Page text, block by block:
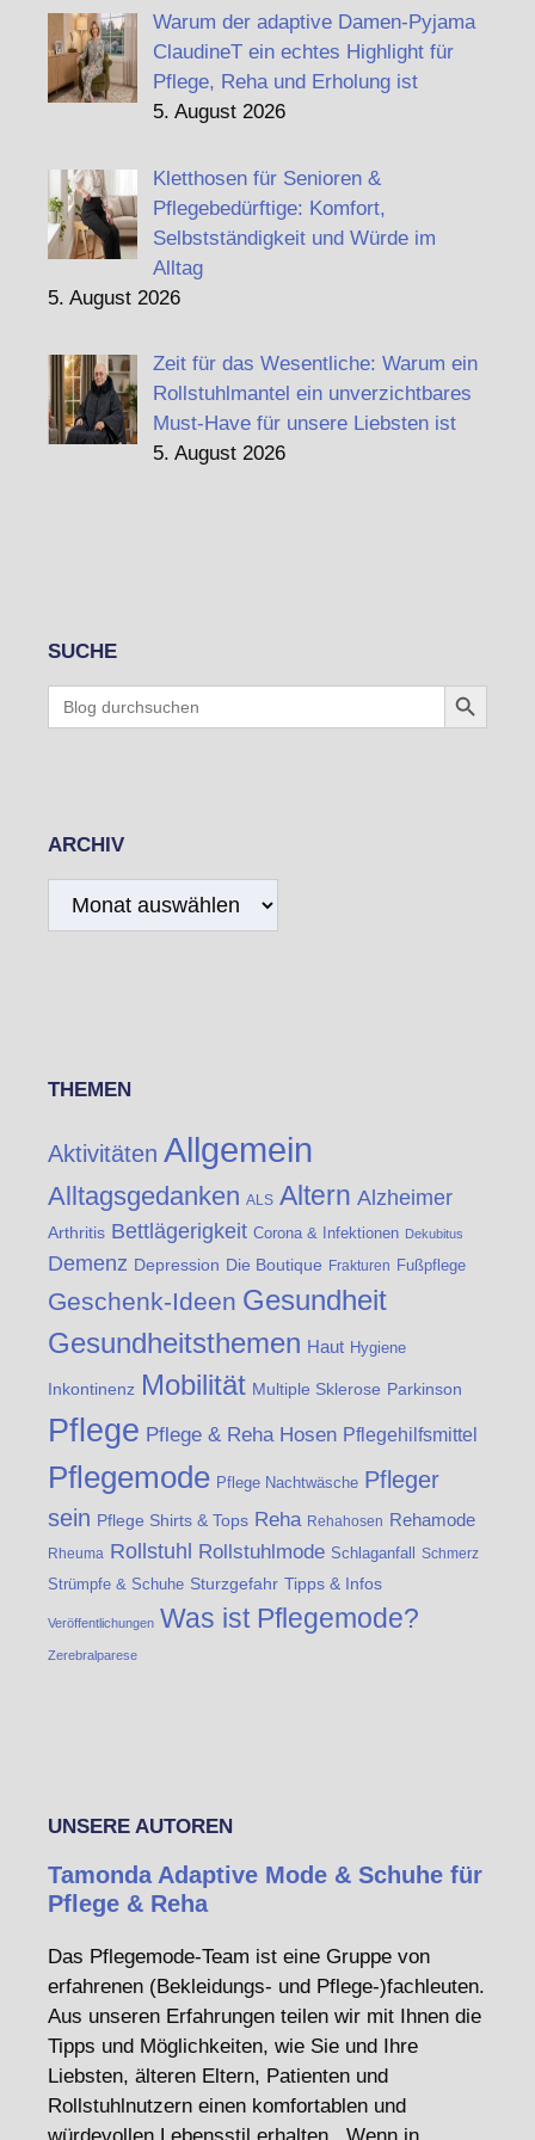
Warum der adaptive Damen-Pyjama
ClaudineT ein echtes Highlight für
Pflege, Reha und Erholung ist
5. August 2026
Kletthosen für Senioren &
Pflegebedürftige: Komfort,
Selbstständigkeit und Würde im
Alltag
5. August 2026
Zeit für das Wesentliche: Warum ein
Rollstuhlmantel ein unverzichtbares
Must-Have für unsere Liebsten ist
5. August 2026
SUCHE
Search
for:
Search Button
ARCHIV
THEMEN
Aktivitäten Allgemein
Alltagsgedanken ALS Altern Alzheimer
Arthritis Bettlägerigkeit Corona & Infektionen Dekubitus
Demenz Depression Die Boutique Frakturen Fußpflege
Geschenk-Ideen Gesundheit
Gesundheitsthemen Haut Hygiene
Inkontinenz Mobilität Multiple Sklerose Parkinson
Pflege Pflege & Reha Hosen Pflegehilfsmittel
Pflegemode Pflege Nachtwäsche Pfleger
sein Pflege Shirts & Tops Reha Rehahosen Rehamode
Rheuma Rollstuhl Rollstuhlmode Schlaganfall Schmerz
Strümpfe & Schuhe Sturzgefahr Tipps & Infos
Veröffentlichungen Was ist Pflegemode?
Zerebralparese
UNSERE AUTOREN
Tamonda Adaptive Mode & Schuhe für
Pflege & Reha
Das Pflegemode-Team ist eine Gruppe von
erfahrenen (Bekleidungs- und Pflege-)fachleuten.
Aus unseren Erfahrungen teilen wir mit Ihnen die
Tipps und Möglichkeiten, wie Sie und Ihre
Liebsten, älteren Eltern, Patienten und
Rollstuhlnutzern einen komfortablen und
würdevollen Lebensstil erhalten. Wenn in